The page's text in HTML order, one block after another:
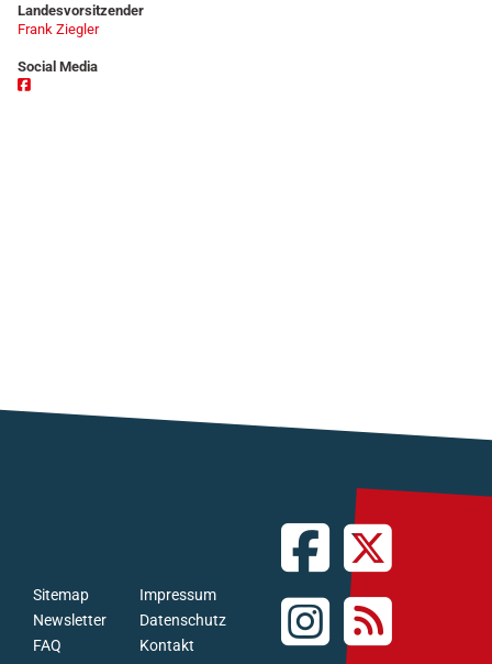
Landesvorsitzender
Frank Ziegler
Social Media
FAQ
Newsletter
Sitemap
Kontakt
Datenschutz
Impressum